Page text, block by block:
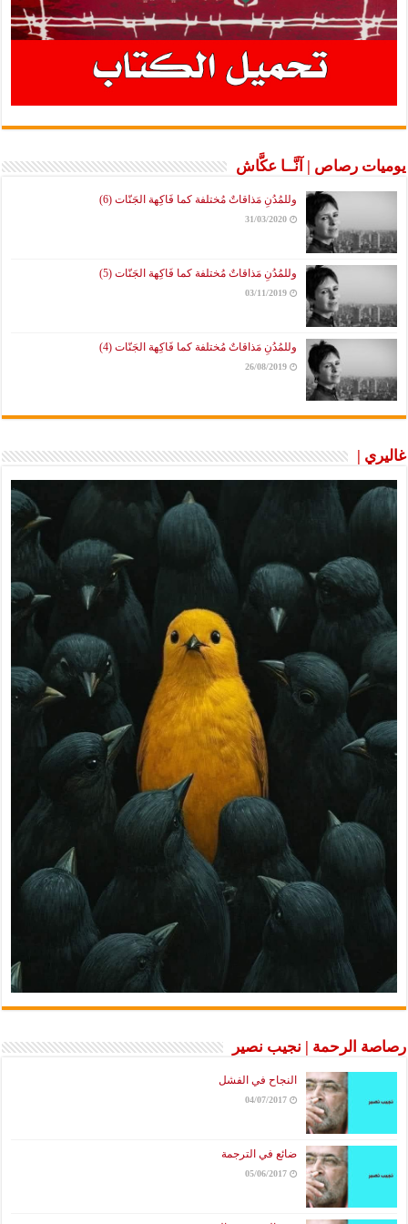
يوميات رصاص | آنَّــا عكَّاش
وللمُدُنِ مَذاقاتٌ مُختلفة كما فَاكِهة الجَنّات (6)
31/03/2020
وللمُدُنِ مَذاقاتٌ مُختلفة كما فَاكِهة الجَنّات (5)
03/11/2019
وللمُدُنِ مَذاقاتٌ مُختلفة كما فَاكِهة الجَنّات (4)
26/08/2019
غاليري |
رصاصة الرحمة | نجيب نصير
النجاح في الفشل
04/07/2017
ضائع في الترجمة
05/06/2017